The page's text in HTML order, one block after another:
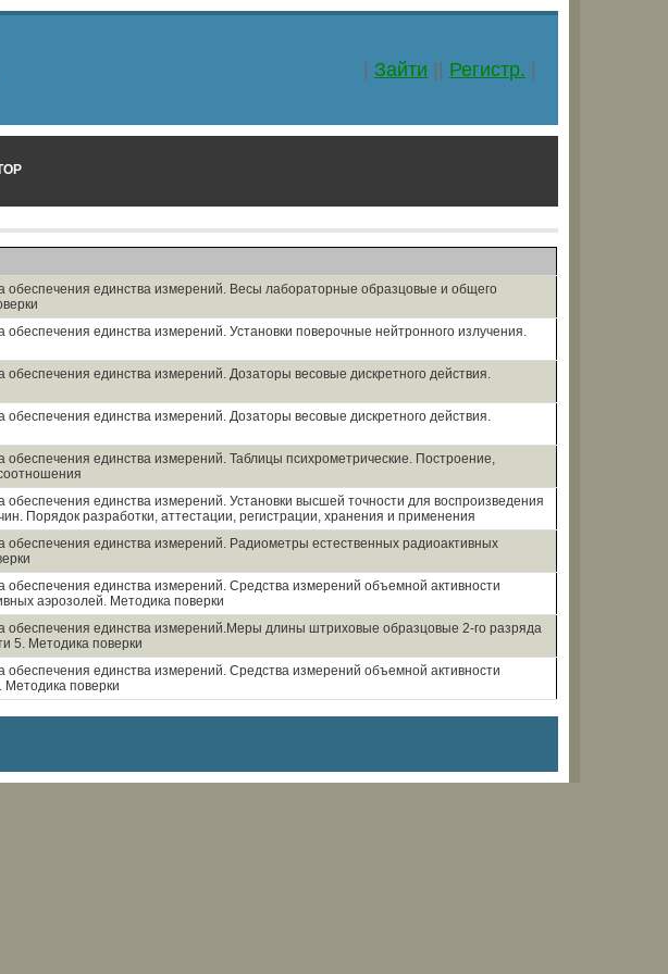
Зайти Регистр.
обеспечения единства измерений. Весы лабораторные образцовые и общего
обеспечения единства измерений. Установки поверочные нейтронного излучения.
обеспечения единства измерений. Дозаторы весовые дискретного действия.
обеспечения единства измерений. Дозаторы весовые дискретного действия.
обеспечения единства измерений. Таблицы психрометрические. Построение,
обеспечения единства измерений. Установки высшей точности для воспроизведения
Порядок разработки, аттестации, регистрации, хранения и применения
обеспечения единства измерений. Радиометры естественных радиоактивных
обеспечения единства измерений. Средства измерений объемной активности
аэрозолей. Методика поверки
обеспечения единства измерений.Меры длины штриховые образцовые 2-го разряда
5. Методика поверки
обеспечения единства измерений. Средства измерений объемной активности
Методика поверки